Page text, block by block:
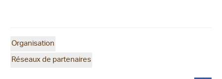
Organisation
Réseaux de partenaires